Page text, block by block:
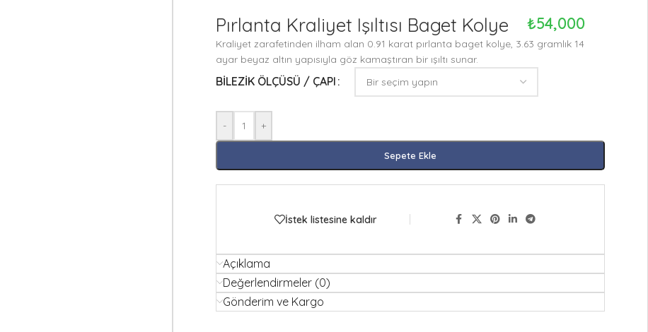
Pırlanta Kraliyet Işıltısı Baget Kolye ₺54,000
Kraliyet zarafetinden ilham alan 0.91 karat pırlanta baget kolye, 3.63 gramlık 14
ayar beyaz altın yapısıyla göz kamaştıran bir ışıltı sunar.
BILEZIK ÖLÇÜSÜ / ÇAPI
- +
Sepete Ekle
İstek listesine kaldır
Açıklama
Değerlendirmeler (0)
Gönderim ve Kargo